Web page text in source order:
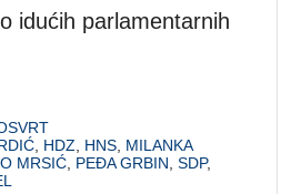
idućih parlamentarnih
, HDZ, HNS, MILANKA
MRSIĆ, PEĐA GRBIN,SDP,